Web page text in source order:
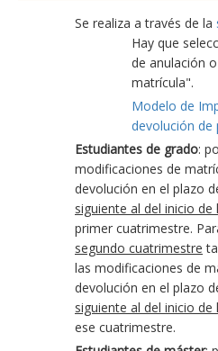
Se realiza a través de la
Hay que
de anulación
matrícula".
Modelo de
devolución de
Estudiantes de grado:
modificaciones de
devolución en el plazo
siguiente al del inicio de
primer cuatrimestre.
segundo cuatrimestre
las modificaciones de
devolución en el plazo
siguiente al del inicio de
ese cuatrimestre.